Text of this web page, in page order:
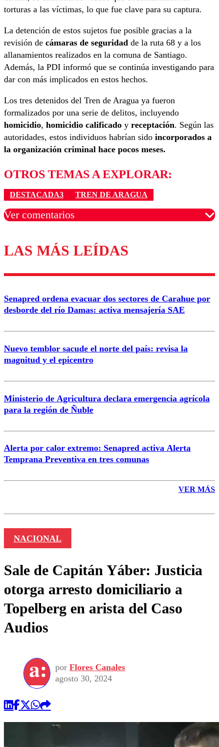
torturas a las víctimas, lo que fue clave para su captura.
La detención de estos sujetos fue posible gracias a la
revisión de cámaras de seguridad de la ruta 68 y a los
allanamientos realizados en la comuna de Santiago.
Además, la PDI informó que se continúa investigando para
dar con más implicados en estos hechos.
Los tres detenidos del Tren de Aragua ya fueron
formalizados por una serie de delitos, incluyendo
homicidio, homicidio calificado y receptación. Según las
autoridades, estos individuos habrían sido incorporados a
la organización criminal hace pocos meses.
OTROS TEMAS A EXPLORAR:
DESTACADA3 TREN DE ARAGUA
Ver comentarios
Los comentarios son moderados para garantizar un
diálogo respetuoso.
Correo
LAS MÁS LEÍDAS
Senapred ordena evacuar dos sectores de Carahue por
desborde del río Damas: activa mensajería SAE
Nuevo temblor sacude el norte del país: revisa la
magnitud y el epicentro
Ministerio de Agricultura declara emergencia agrícola
para la región de Ñuble
Alerta por calor extremo: Senapred activa Alerta
Temprana Preventiva en tres comunas
VER MÁS
NACIONAL
Sale de Capitán Yáber: Justicia
otorga arresto domiciliario a
Topelberg en arista del Caso
Audios
por Flores Canales
agosto 30, 2024